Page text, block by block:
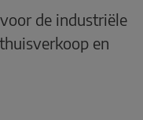
de industriële
en